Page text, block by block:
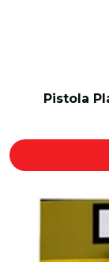
Pistola